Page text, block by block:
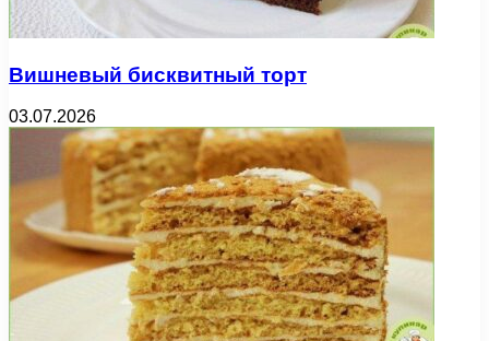
Вишневый бисквитный торт
03.07.2026